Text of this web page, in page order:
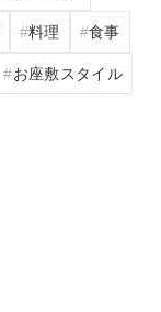
料理 食事
お座敷スタイル